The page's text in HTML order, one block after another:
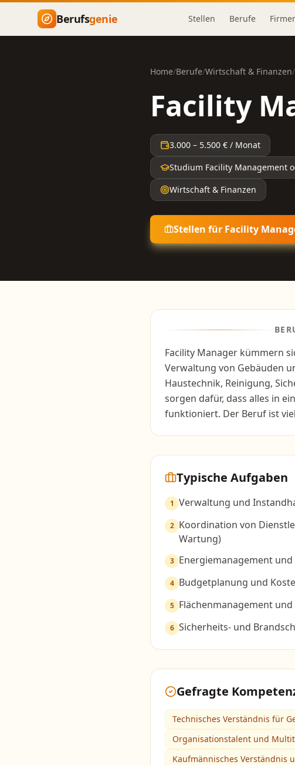
Zum Hauptinhalt springen
Berufsgenie Stellen Berufe
Home/Berufe/Wirtschaft & Finanzen/
Facility
3.000 – 5.500 € / Monat
Studium Facility Management
Wirtschaft & Finanzen
Stellen für Facility
Facility Manager kümmern
Verwaltung von Gebäuden
Haustechnik, Reinigung,
sorgen dafür, dass alles in
funktioniert. Der Beruf ist
Typische Aufgaben
1 Verwaltung und
2 Koordination von
Wartung)
3 Energiemanagement
4 Budgetplanung und
5 Flächenmanagement
6 Sicherheits- und
Gefragte
Technisches Verständnis für
Organisationstalent und
Kaufmännisches Verständnis